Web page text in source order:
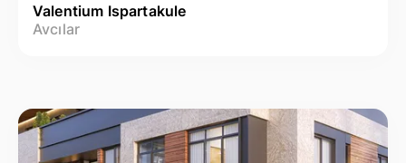
Valentium Ispartakule
Avcılar